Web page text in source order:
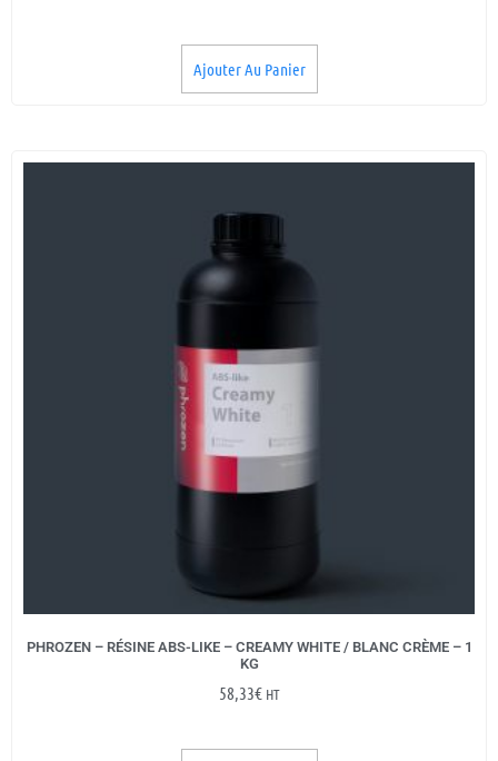
Ajouter Au Panier
PHROZEN – RÉSINE ABS-LIKE – CREAMY WHITE / BLANC CRÈME – 1
KG
58,33€ HT